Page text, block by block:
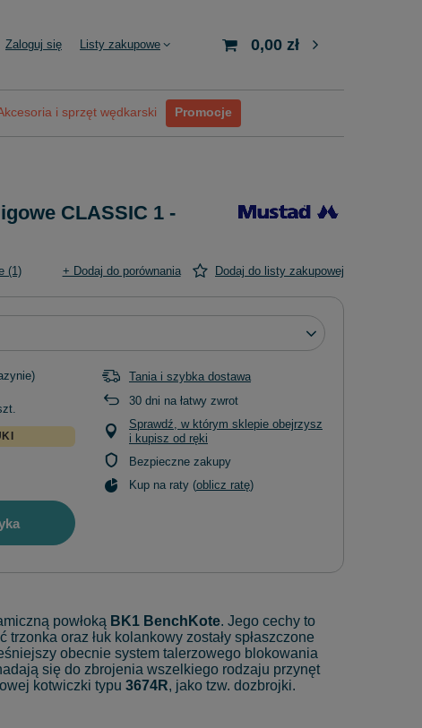
Zaloguj się Listy zakupowe 0,00 zł
i sprzęt wędkarski Promocje
CLASSIC 1 -
(1) + Dodaj do porównania Dodaj do listy zakupowej
Tania i szybka dostawa
30 dni na łatwy zwrot
Sprawdź, w którym sklepie obejrzysz
i kupisz od ręki
Bezpieczne zakupy
Kup na raty (oblicz ratę)
powłoką BK1 BenchKote. Jego cechy to
oraz łuk kolankowy zostały spłaszczone
obecnie system talerzowego blokowania
się do zbrojenia wszelkiego rodzaju przynęt
kotwiczki typu 3674R, jako tzw. dozbrojki.